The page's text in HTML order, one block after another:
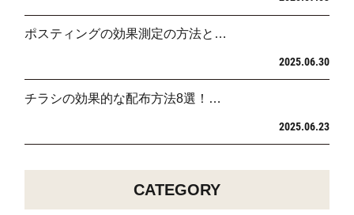
ポスティングの効果測定の方法と…
2025.06.30
チラシの効果的な配布方法8選！…
2025.06.23
CATEGORY